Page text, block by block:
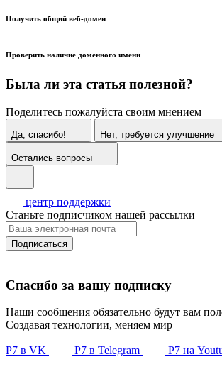
Получить общий веб-домен
Проверить наличие доменного имени
Была ли эта статья полезной?
Поделитесь пожалуйста своим мнением
Да, спасибо! Нет, требуется улучшение
Остались вопросы
центр поддержки
Станьте подписчиком нашей рассылки
Подписаться
Спасибо за вашу подписку
Наши сообщения обязательно будут вам
Создавая технологии, меняем мир
Р7 в VK Р7 в Telegram Р7 на